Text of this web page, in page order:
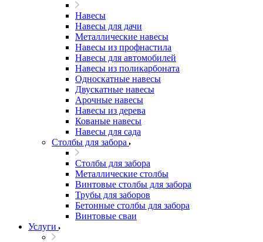
Навесы
Навесы для дачи
Металлические навесы
Навесы из профнастила
Навесы для автомобилей
Навесы из поликарбоната
Односкатные навесы
Двускатные навесы
Арочные навесы
Навесы из дерева
Кованые навесы
Навесы для сада
Столбы для забора
Столбы для забора
Металлические столбы
Винтовые столбы для забора
Трубы для заборов
Бетонные столбы для забора
Винтовые сваи
Услуги